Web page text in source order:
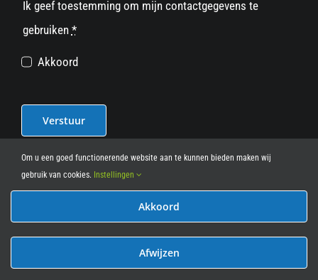
Ik geef toestemming om mijn contactgegevens te
gebruiken *
Akkoord
Verstuur
© 2012 - 2026• Leasy Bike • All Rights Reserved • powered
Om u een goed functionerende website aan te kunnen bieden maken wij
gebruik van cookies. Instellingen
Akkoord
Afwijzen